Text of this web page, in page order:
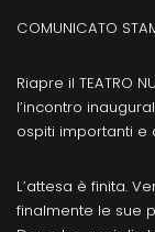
COMUNICATO
Riapre il TEATRO
l’incontro
ospiti importanti e
L’attesa è finita.
finalmente le sue